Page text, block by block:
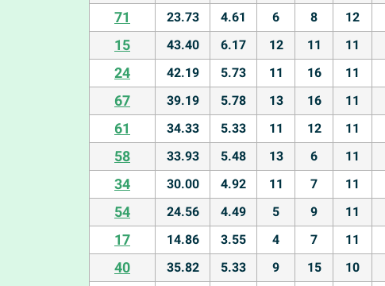
71 23.73 4.61 6 8 12
15 43.40 6.17 12 11 11
24 42.19 5.73 11 16 11
67 39.19 5.78 13 16 11
61 34.33 5.33 11 12 11
58 33.93 5.48 13 6 11
34 30.00 4.92 11 7 11
54 24.56 4.49 5 9 11
17 14.86 3.55 4 7 11
40 35.82 5.33 9 15 10